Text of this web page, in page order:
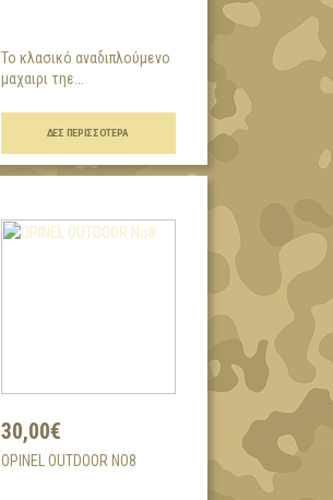
To κλασικό αναδιπλούμενο
μαχαιρι τηε...
ΔΕΣ ΠΕΡΙΣΣΌΤΕΡΑ
30,00€
OPINEL OUTDOOR NO8